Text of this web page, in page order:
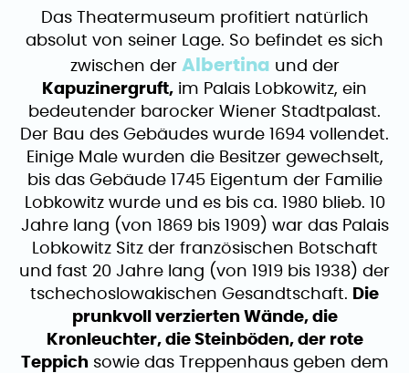
Das Theatermuseum profitiert natürlich
absolut von seiner Lage. So befindet es sich
zwischen der Albertina und der
Kapuzinergruft, im Palais Lobkowitz, ein
bedeutender barocker Wiener Stadtpalast.
Der Bau des Gebäudes wurde 1694 vollendet.
Einige Male wurden die Besitzer gewechselt,
bis das Gebäude 1745 Eigentum der Familie
Lobkowitz wurde und es bis ca. 1980 blieb. 10
Jahre lang (von 1869 bis 1909) war das Palais
Lobkowitz Sitz der französischen Botschaft
und fast 20 Jahre lang (von 1919 bis 1938) der
tschechoslowakischen Gesandtschaft. Die
prunkvoll verzierten Wände, die
Kronleuchter, die Steinböden, der rote
Teppichsowie das Treppenhaus geben dem